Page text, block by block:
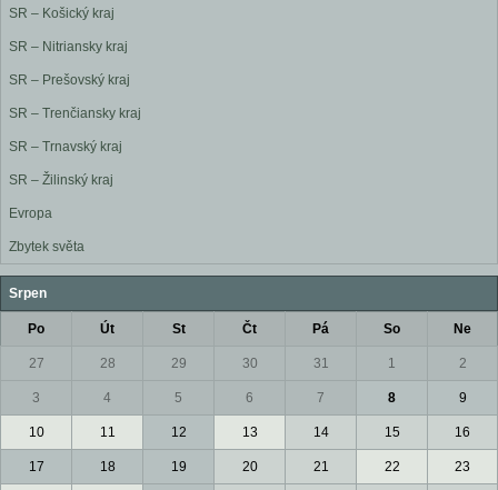
SR – Košický kraj
SR – Nitriansky kraj
SR – Prešovský kraj
SR – Trenčiansky kraj
SR – Trnavský kraj
SR – Žilinský kraj
Evropa
Zbytek světa
Srpen
Po Út St Čt Pá So Ne
27 28 29 30 31 1 2
3 4 5 6 7 8 9
10 11 12 13 14 15 16
17 18 19 20 21 22 23